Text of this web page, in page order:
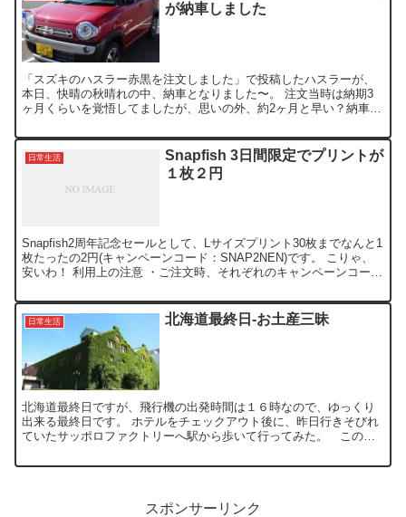
が納車しました
「スズキのハスラー赤黒を注文しました」で投稿したハスラーが、
本日、快晴の秋晴れの中、納車となりました〜。 注文当時は納期3
ヶ月くらいを覚悟してましたが、思いの外、約2ヶ月と早い？納車で
日常生活
Snapfish 3日間限定でプリントが
１枚２円
Snapfish2周年記念セールとして、Lサイズプリント30枚までなんと1
枚たったの2円(キャンペーンコード：SNAP2NEN)です。 こりゃ、
安いわ！ 利用上の注意 ・ご注文時、それぞれのキャンペーンコード
日常生活 北海道最終日-お土産三昧
北海道最終日ですが、飛行機の出発時間は１６時なので、ゆっくり
出来る最終日です。 ホテルをチェックアウト後に、昨日行きそびれ
ていたサッポロファクトリーへ駅から歩いて行ってみた。 この日
スポンサーリンク